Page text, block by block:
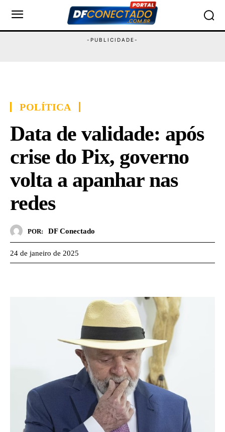
POLÍTICA
Data de validade: após
crise do Pix, governo
volta a apanhar nas
redes
POR: DF Conectado
24 de janeiro de 2025